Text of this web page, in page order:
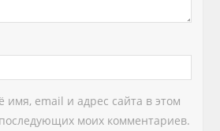
имя, email и адрес сайта в этом
моих комментариев.